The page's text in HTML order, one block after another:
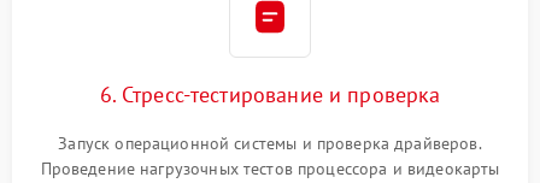
6. Стресс-тестирование и проверка
Запуск операционной системы и проверка драйверов.
Проведение нагрузочных тестов процессора и видеокарты